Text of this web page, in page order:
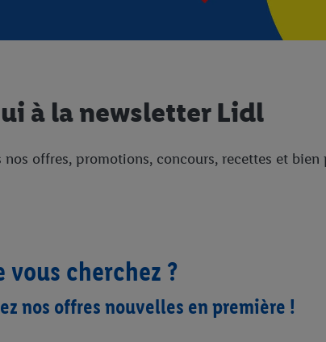
à la newsletter Lidl
offres, promotions, concours, recettes et